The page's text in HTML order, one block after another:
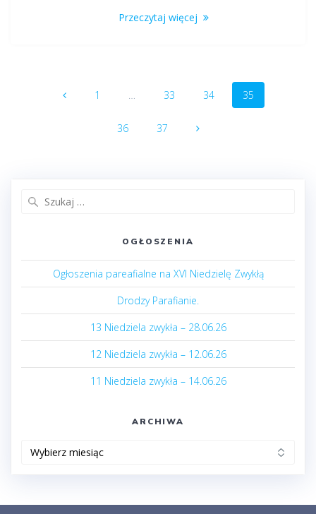
Przeczytaj więcej
wpisówStrona
1 … Strona
33 Strona
34 Strona
35
Strona
36 Strona
37
OGŁOSZENIA
Ogłoszenia pareafialne na XVI Niedzielę Zwykłą
Drodzy Parafianie.
13 Niedziela zwykła – 28.06.26
12 Niedziela zwykła – 12.06.26
11 Niedziela zwykła – 14.06.26
ARCHIWA